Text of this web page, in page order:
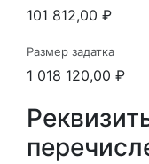
101 812,00 ₽
Размер задатка
1 018 120,00 ₽